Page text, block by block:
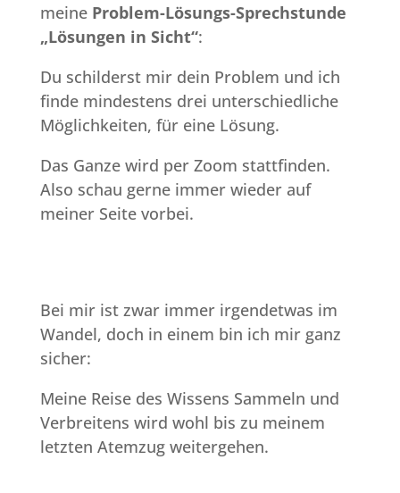
meine Problem-Lösungs-Sprechstunde
„Lösungen in Sicht“:
Du schilderst mir dein Problem und ich
finde mindestens drei unterschiedliche
Möglichkeiten, für eine Lösung.
Das Ganze wird per Zoom stattfinden.
Also schau gerne immer wieder auf
meiner Seite vorbei.
Bei mir ist zwar immer irgendetwas im
Wandel, doch in einem bin ich mir ganz
sicher:
Meine Reise des Wissens Sammeln und
Verbreitens wird wohl bis zu meinem
letzten Atemzug weitergehen.